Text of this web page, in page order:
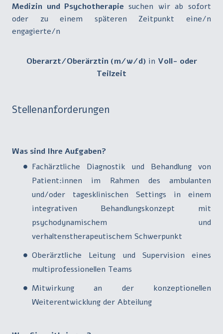
Medizin und Psychotherapie suchen wir ab sofort
oder zu einem späteren Zeitpunkt eine/n
engagierte/n
Oberarzt/Oberärztin (m/w/d) in Voll- oder
Teilzeit
Stellenanforderungen
Was sind Ihre Aufgaben?
Fachärztliche Diagnostik und Behandlung von
Patient:innen im Rahmen des ambulanten
und/oder tagesklinischen Settings in einem
integrativen Behandlungskonzept mit
psychodynamischem und
verhaltenstherapeutischem Schwerpunkt
Oberärztliche Leitung und Supervision eines
multiprofessionellen Teams
Mitwirkung an der konzeptionellen
Weiterentwicklung der Abteilung